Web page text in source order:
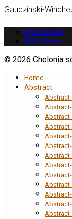
Gaudzinski-
Impressum
RSS Feed
© 2026 Chelonia
Home
Abstract
Abstract-